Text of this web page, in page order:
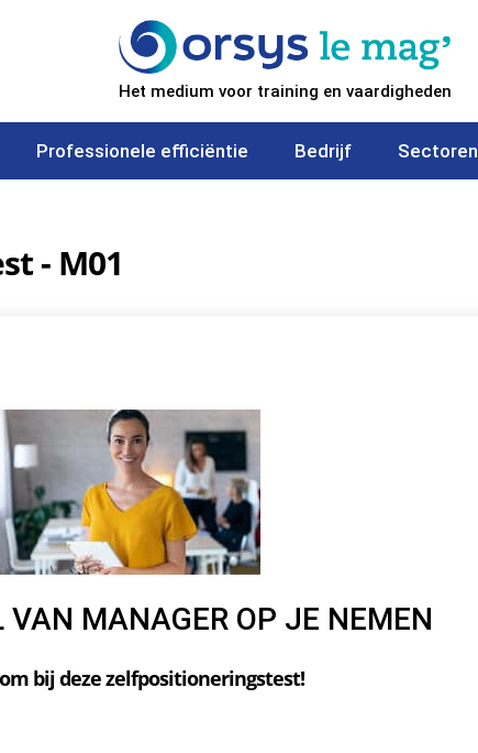
Het medium voor training en vaardigheden
Professionele efficiëntie Bedrijf Sectoren
- M01
VAN MANAGER OP JE NEMEN
bij deze zelfpositioneringstest!